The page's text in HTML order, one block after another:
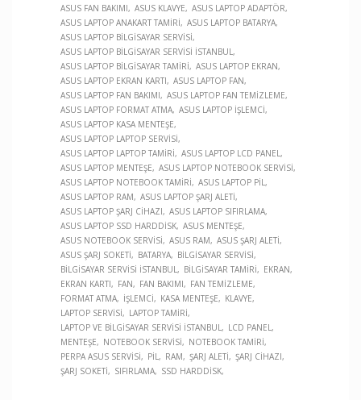
ASUS FAN BAKIMI
ASUS KLAVYE
ASUS LAPTOP ADAPTÖR
ASUS LAPTOP ANAKART TAMIRI
ASUS LAPTOP BATARYA
ASUS LAPTOP BILGISAYAR SERVISI
ASUS LAPTOP BILGISAYAR SERVISI İSTANBUL
ASUS LAPTOP BILGISAYAR TAMIRI
ASUS LAPTOP EKRAN
ASUS LAPTOP EKRAN KARTI
ASUS LAPTOP FAN
ASUS LAPTOP FAN BAKIMI
ASUS LAPTOP FAN TEMIZLEME
ASUS LAPTOP FORMAT ATMA ASUS LAPTOP İŞLEMCI
ASUS LAPTOP KASA MENTEŞE
ASUS LAPTOP LAPTOP SERVISI
ASUS LAPTOP LAPTOP TAMIRI
ASUS LAPTOP LCD PANEL
ASUS LAPTOP MENTEŞE
ASUS LAPTOP NOTEBOOK SERVISI
ASUS LAPTOP NOTEBOOK TAMIRI
ASUS LAPTOP PIL
ASUS LAPTOP RAM
ASUS LAPTOP ŞARJ ALETI
ASUS LAPTOP ŞARJ CIHAZI
ASUS LAPTOP SIFIRLAMA
ASUS LAPTOP SSD HARDDISK ASUS MENTEŞE
ASUS NOTEBOOK SERVISI
ASUS RAM
ASUS ŞARJ ALETI
ASUS ŞARJ SOKETI
BATARYA
BILGISAYAR SERVISI
BILGISAYAR SERVISI İSTANBUL
BILGISAYAR TAMIRI
EKRAN
EKRAN KARTI
FAN FAN BAKIMI
FAN TEMIZLEME
FORMAT ATMA
İŞLEMCI KASA MENTEŞE
KLAVYE
LAPTOP SERVISI
LAPTOP TAMIRI
LAPTOP VE BILGISAYAR SERVISI İSTANBUL
LCD PANEL
MENTEŞE
NOTEBOOK SERVISI
NOTEBOOK TAMIRI
PERPA ASUS SERVISI
PIL RAM ŞARJ ALETI
ŞARJ CIHAZI
ŞARJ SOKETI
SIFIRLAMA SSD HARDDISK